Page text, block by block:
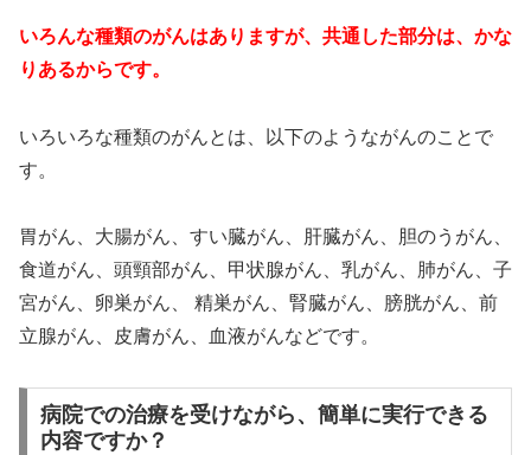
いろんな種類のがんはありますが、共通した部分は、かな
りあるからです。
いろいろな種類のがんとは、以下のようながんのことで
す。
胃がん、大腸がん、すい臓がん、肝臓がん、胆のうがん、
食道がん、頭頸部がん、甲状腺がん、乳がん、肺がん、子
宮がん、卵巣がん、 精巣がん、腎臓がん、膀胱がん、前
立腺がん、皮膚がん、血液がんなどです。
病院での治療を受けながら、簡単に実行できる
内容ですか？